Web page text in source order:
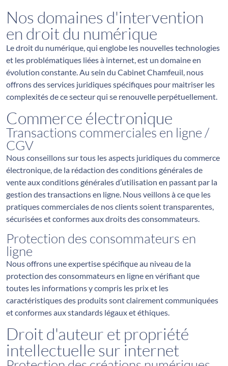
Nos domaines d'intervention
en droit du numérique
Le droit du numérique, qui englobe les nouvelles technologies
et les problématiques liées à internet, est un domaine en
évolution constante. Au sein du Cabinet Chamfeuil, nous
offrons des services juridiques spécifiques pour maitriser les
complexités de ce secteur qui se renouvelle perpétuellement.
Commerce électronique
Transactions commerciales en ligne /
CGV
Nous conseillons sur tous les aspects juridiques du commerce
électronique, de la rédaction des conditions générales de
vente aux conditions générales d’utilisation en passant par la
gestion des transactions en ligne. Nous veillons à ce que les
pratiques commerciales de nos clients soient transparentes,
sécurisées et conformes aux droits des consommateurs.
Protection des consommateurs en
ligne
Nous offrons une expertise spécifique au niveau de la
protection des consommateurs en ligne en vérifiant que
toutes les informations y compris les prix et les
caractéristiques des produits sont clairement communiquées
et conformes aux standards légaux et éthiques.
Droit d'auteur et propriété
intellectuelle sur internet